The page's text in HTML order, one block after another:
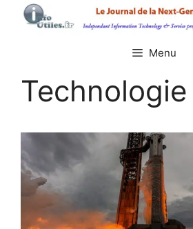
Aller
Menu
Technologie